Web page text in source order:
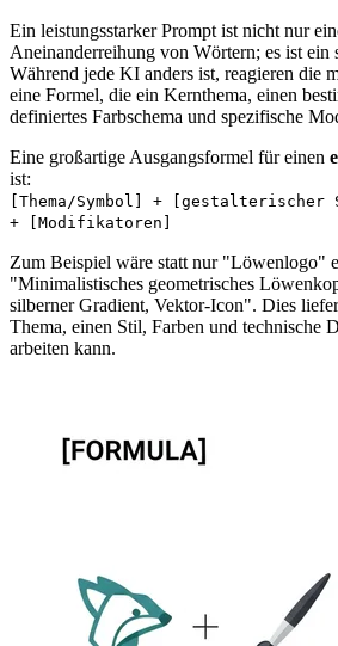
Ein leistungsstarker Prompt ist nicht nur
Aneinanderreihung von Wörtern; es ist ein
Während jede KI anders ist, reagieren die
eine Formel, die ein Kernthema, einen
definiertes Farbschema und spezifische
Eine großartige Ausgangsformel für einen
ist:
[Thema/Symbol] + [gestalterischer
+ [Modifikatoren]
Zum Beispiel wäre statt nur "Löwenlogo"
"Minimalistisches geometrisches
silberner Gradient, Vektor-Icon". Dies
Thema, einen Stil, Farben und technische
arbeiten kann.